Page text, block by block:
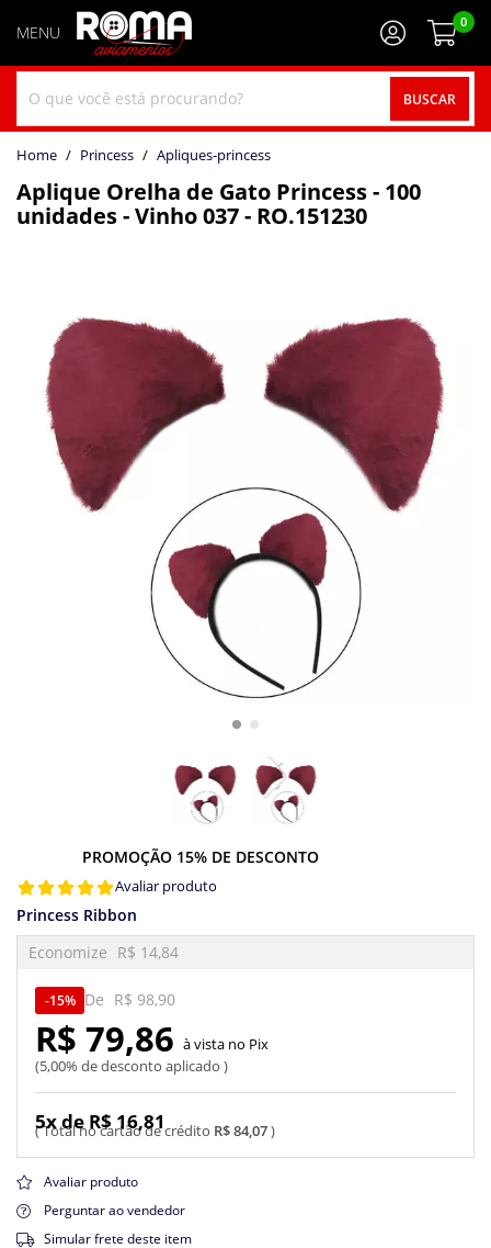
BUSCAR
0
home Princess apliques-princess
Aplique Orelha de Gato Princess - 100
unidades - Vinho 037 - RO.151230
PROMOÇÃO 15% DE DESCONTO
Avaliar produto
Princess Ribbon
De R$ 98,90
R$ 84,07
Economize R$ 14,84
15%
5x de R$ 16,81
R$ 79,86
5,00% de desconto aplicado
Pix
Avaliar produto
Perguntar ao vendedor
Simular frete deste item